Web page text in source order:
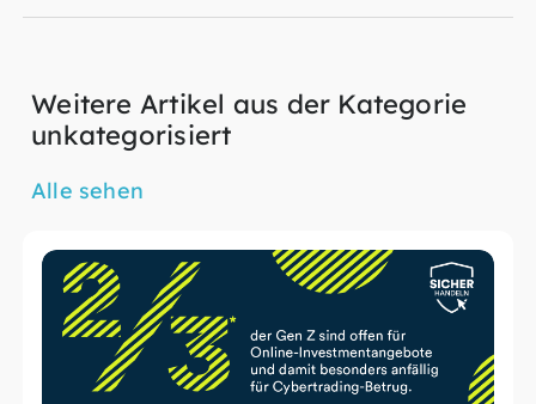
Weitere Artikel aus der Kategorie
unkategorisiert
Alle sehen